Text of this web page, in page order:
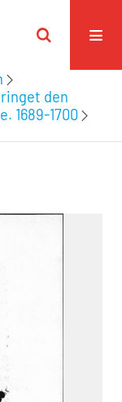
den
1689-1700